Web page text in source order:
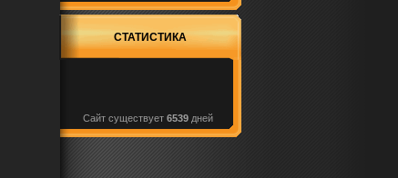
СТАТИСТИКА
Сайт существует 6539дней